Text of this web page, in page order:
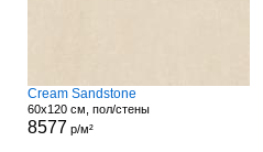
Cream Sandstone
60x120 см, пол/стены
8577 р/м²